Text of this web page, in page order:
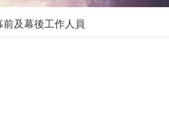
前及幕後工作人員